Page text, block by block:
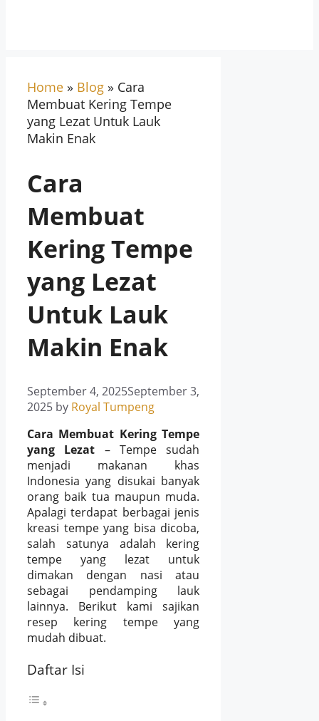
Home » Blog » Cara
Membuat Kering Tempe
yang Lezat Untuk Lauk
Makin Enak
Cara
Membuat
Kering Tempe
yang Lezat
Untuk Lauk
Makin Enak
September 4, 2025September 3,
2025 by Royal Tumpeng
Cara Membuat Kering Tempe
yang Lezat – Tempe sudah
menjadi makanan khas
Indonesia yang disukai banyak
orang baik tua maupun muda.
Apalagi terdapat berbagai jenis
kreasi tempe yang bisa dicoba,
salah satunya adalah kering
tempe yang lezat untuk
dimakan dengan nasi atau
sebagai pendamping lauk
lainnya. Berikut kami sajikan
resep kering tempe yang
mudah dibuat.
Daftar Isi